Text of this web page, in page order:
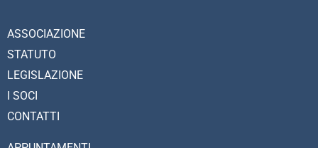
ASSOCIAZIONE
STATUTO
LEGISLAZIONE
I SOCI
CONTATTI